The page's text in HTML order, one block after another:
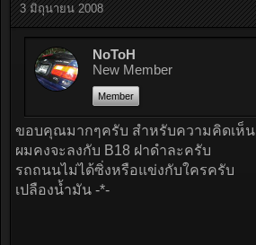
3 มิถุนายน 2008
NoToH
New Member
Member
ขอบคุณมากๆครับ สำหรับความคิดเห็น
ผมคงจะลงกับ B18 ฝาดำละครับ
รถถนนไม่ได้ซิ่งหรือแข่งกับใครครับ
เปลืองน้ำมัน -*-